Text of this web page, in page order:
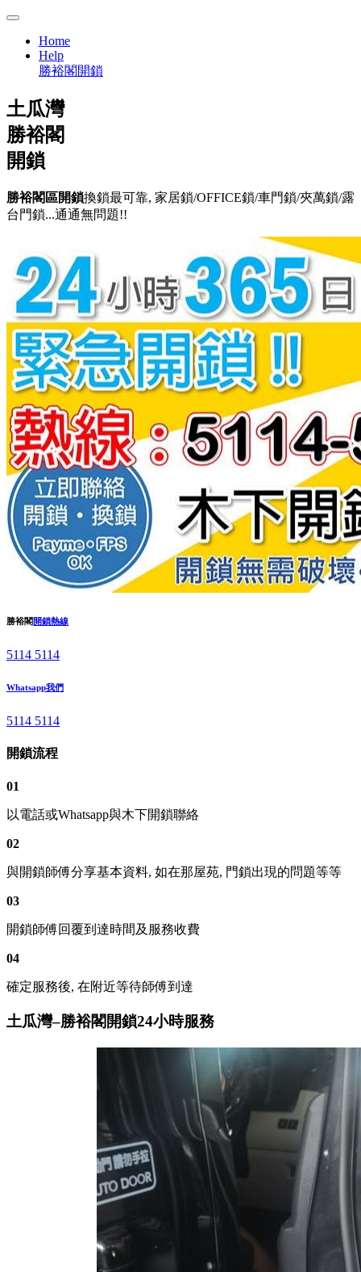
Home
Help
勝裕閣開鎖
土瓜灣
勝裕閣
開鎖
勝裕閣區開鎖換鎖最可靠, 家居鎖/OFFICE鎖/車門鎖/夾萬鎖/露
台門鎖...通通無問題!!
勝裕閣開鎖熱線
5114 5114
Whatsapp我們
5114 5114
開鎖流程
01
以電話或Whatsapp與木下開鎖聯絡
02
與開鎖師傅分享基本資料, 如在那屋苑, 門鎖出現的問題等等
03
開鎖師傅回覆到達時間及服務收費
04
確定服務後, 在附近等待師傅到達
土瓜灣–勝裕閣開鎖24小時服務